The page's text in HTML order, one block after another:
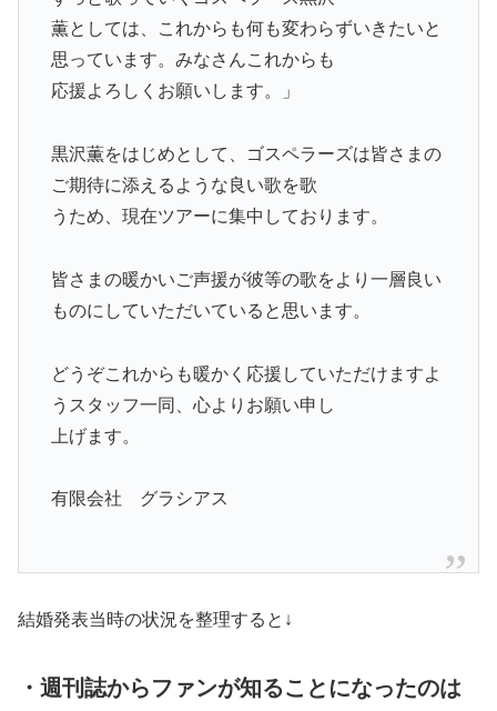
薫としては、これからも何も変わらずいきたいと
思っています。みなさんこれからも
応援よろしくお願いします。」
黒沢薫をはじめとして、ゴスペラーズは皆さまの
ご期待に添えるような良い歌を歌
うため、現在ツアーに集中しております。
皆さまの暖かいご声援が彼等の歌をより一層良い
ものにしていただいていると思います。
どうぞこれからも暖かく応援していただけますよ
うスタッフ一同、心よりお願い申し
上げます。
有限会社 グラシアス
結婚発表当時の状況を整理すると↓
・週刊誌からファンが知ることになったのは